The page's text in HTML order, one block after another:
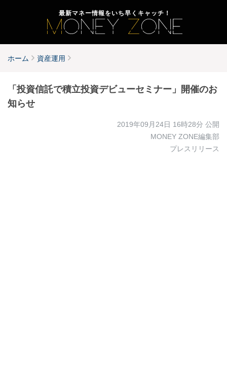
最新マネー情報をいち早くキャッチ！
ホーム 資産運用
「投資信託で積立投資デビューセミナー」開催のお
知らせ
2019年09月24日 16時28分 公開
MONEY ZONE編集部
プレスリリース